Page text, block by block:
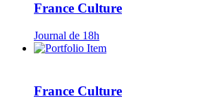
France Culture
Journal de 18h
France Culture